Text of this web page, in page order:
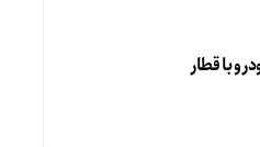
با قطار